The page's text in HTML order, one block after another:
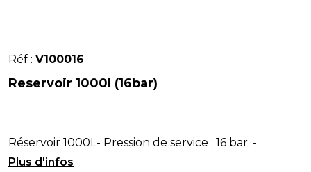
Réf : V100016
Reservoir 1000l (16bar)
Réservoir 1000L- Pression de service : 16 bar. -
Hauteur : 2 350 mm